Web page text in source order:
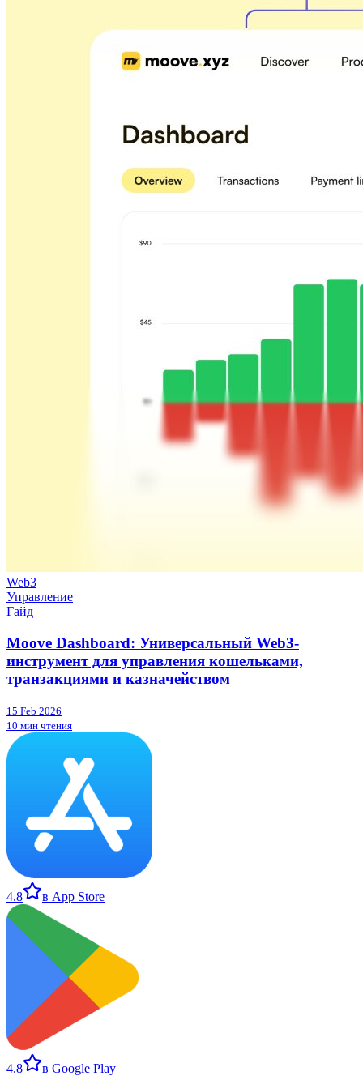
Web3
Управление
Гайд
Moove Dashboard: Универсальный Web3-
инструмент для управления кошельками,
транзакциями и казначейством
15 Feb 2026
10 мин чтения
4.8 в App Store
4.8 в Google Play